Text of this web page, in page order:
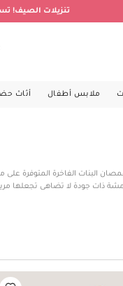
تنزيلات الصيف!
ملابس أطفال أثاث
البنات الفاخرة المتوفرة
ذات جودة لا تضاهى تجعلها